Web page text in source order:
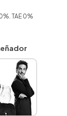
TAE 0%